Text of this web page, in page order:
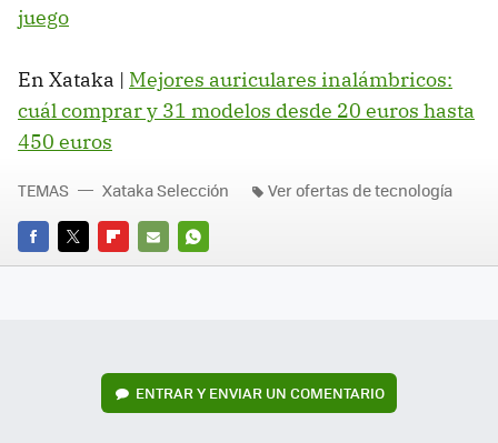
juego
En Xataka | Mejores auriculares inalámbricos:
cuál comprar y 31 modelos desde 20 euros hasta
450 euros
FACEBOOK
TWITTERFLIPBOARD
E-
WHATSAPP
TEMAS Xataka Selección Ver ofertas de tecnología
ENTRAR Y ENVIAR UN COMENTARIO